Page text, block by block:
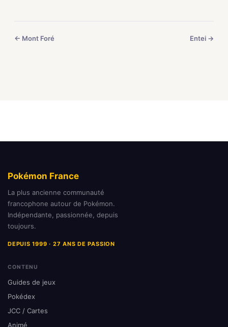
← Mont Foré Entei →
Pokémon France
La plus ancienne communauté
francophone autour de Pokémon.
Indépendante, passionnée, depuis
toujours.
DEPUIS 1999 · 27 ANS DE PASSION
CONTENU
Guides de jeux
Pokédex
JCC / Cartes
Animé